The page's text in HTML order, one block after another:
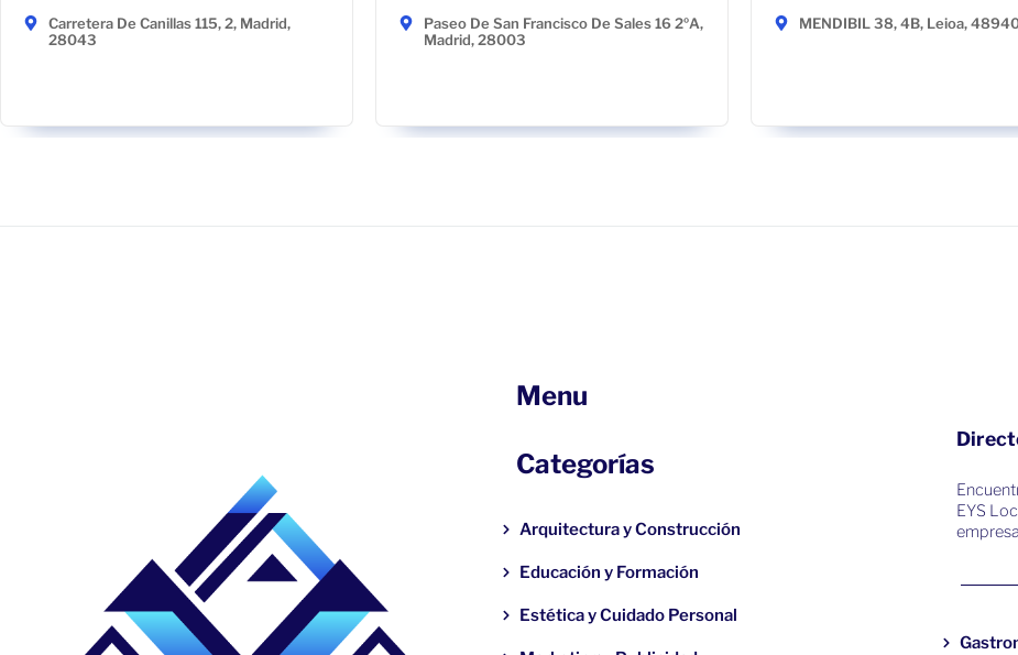
Carretera De Canillas 115, 2, Madrid,
28043
Paseo De San Francisco De Sales 16 2ºA,
Madrid, 28003
MENDIBIL 38, 4B, Leioa,
Menu
Categorías
Arquitectura y Construcción
Educación y Formación
Estética y Cuidado Personal
EYS